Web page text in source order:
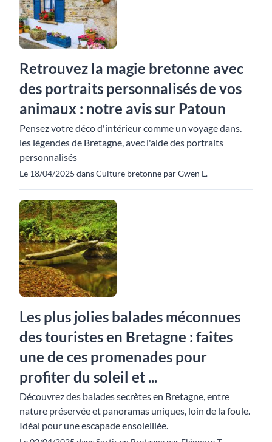
Retrouvez la magie bretonne avec
des portraits personnalisés de vos
animaux : notre avis sur Patoun
Pensez votre déco d'intérieur comme un voyage dans.
les légendes de Bretagne, avec l'aide des portraits
personnalisés
Le 18/04/2025 dans Culture bretonne par Gwen L.
Les plus jolies balades méconnues
des touristes en Bretagne : faites
une de ces promenades pour
profiter du soleil et ...
Découvrez des balades secrètes en Bretagne, entre
nature préservée et panoramas uniques, loin de la foule.
Idéal pour une escapade ensoleillée.